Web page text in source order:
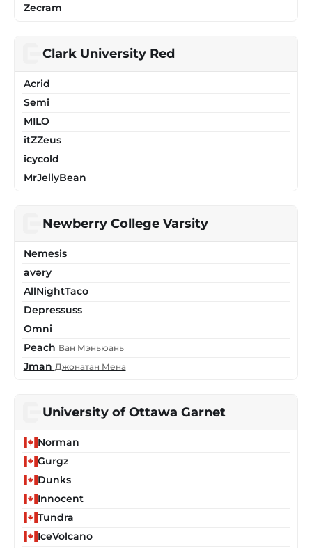
Zecram
Clark University Red
Acrid
Semi
MILO
itZZeus
icycold
MrJellyBean
Newberry College Varsity
Nemesis
avǝry
AllNightTaco
Depressuss
Omni
Peach Ван Мэньюань
Jman Джонатан Мена
University of Ottawa Garnet
Norman
Gurgz
Dunks
Innocent
Tundra
IceVolcano